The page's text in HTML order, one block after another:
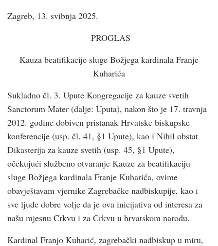
Zagreb, 13. svibnja 2025.
PROGLAS
Kauza beatifikacije sluge Božjega kardinala Franje
Kuharića
Sukladno čl. 3. Upute Kongregacije za kauze svetih
Sanctorum Mater (dalje: Uputa), nakon što je 17. travnja
2012. godine dobiven pristanak Hrvatske biskupske
konferencije (usp. čl. 41, §1 Upute), kao i Nihil obstat
Dikasterija za kauze svetih (usp. 45, §1 Upute),
očekujući službeno otvaranje Kauze za beatifikaciju
sluge Božjega kardinala Franje Kuharića, ovime
obavještavam vjernike Zagrebačke nadbiskupije, kao i
sve ljude dobre volje da je ova inicijativa od interesa za
našu mjesnu Crkvu i za Crkvu u hrvatskom narodu.
Kardinal Franjo Kuharić, zagrebački nadbiskup u miru,